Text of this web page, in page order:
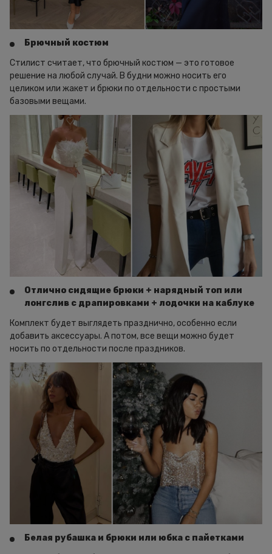
Брючный костюм
Стилист считает, что брючный костюм — это готовое
решение на любой случай. В будни можно носить его
целиком или жакет и брюки по отдельности с простыми
базовыми вещами.
Отлично сидящие брюки + нарядный топ или
лонгслив с драпировками + лодочки на каблуке
Комплект будет выглядеть празднично, особенно если
добавить аксессуары. А потом, все вещи можно будет
носить по отдельности после праздников.
Белая рубашка и брюки или юбка с пайетками